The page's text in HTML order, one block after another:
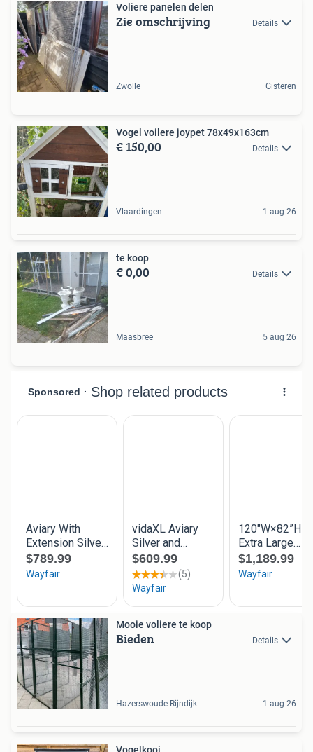
Voliere panelen delen
Zie omschrijving Details
Zwolle Gisteren
Vogel voilere joypet 78x49x163cm
€ 150,00 Details
Vlaardingen 1 aug 26
te koop
€ 0,00 Details
Maasbree 5 aug 26
Mooie voliere te koop
Bieden Details
Hazerswoude-Rijndijk 1 aug 26
Vogelkooi